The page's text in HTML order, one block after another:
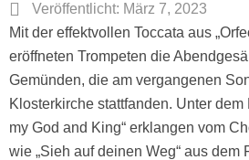
Veröffentlicht: März 7, 2023
Mit der effektvollen Toccata aus
eröffneten Trompeten die
Gemünden, die am vergangenen
Klosterkirche stattfanden. Unter dem
my God and King“ erklangen vom
wie „Sieh auf deinen Weg“ aus dem